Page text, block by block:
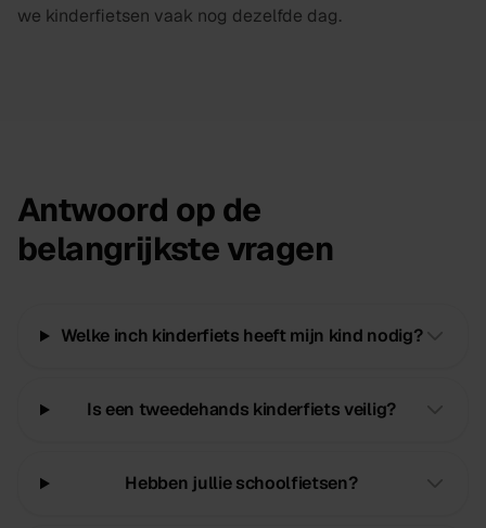
we kinderfietsen vaak nog dezelfde dag.
Antwoord op de
belangrijkste vragen
Welke inch kinderfiets heeft mijn kind nodig?
Is een tweedehands kinderfiets veilig?
Hebben jullie schoolfietsen?